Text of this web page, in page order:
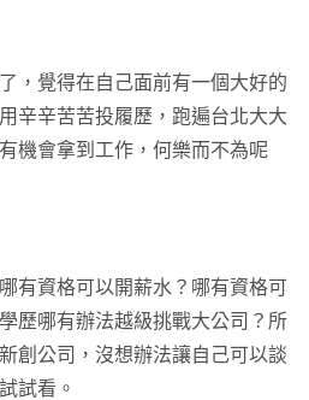
，覺得在自己面前有一個大好的
辛辛苦苦投履歷，跑遍台北大大
機會拿到工作，何樂而不為呢
有資格可以開薪水？哪有資格可
歷哪有辦法越級挑戰大公司？所
創公司，沒想辦法讓自己可以談
試看。